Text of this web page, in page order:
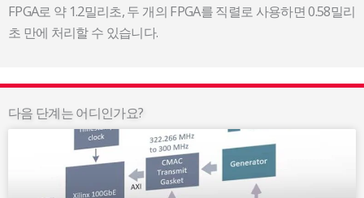
FPGA로 약 1.2밀리초, 두 개의 FPGA를 직렬로 사용하면 0.58밀리
초 만에 처리할 수 있습니다.
다음 단계는 어디인가요?